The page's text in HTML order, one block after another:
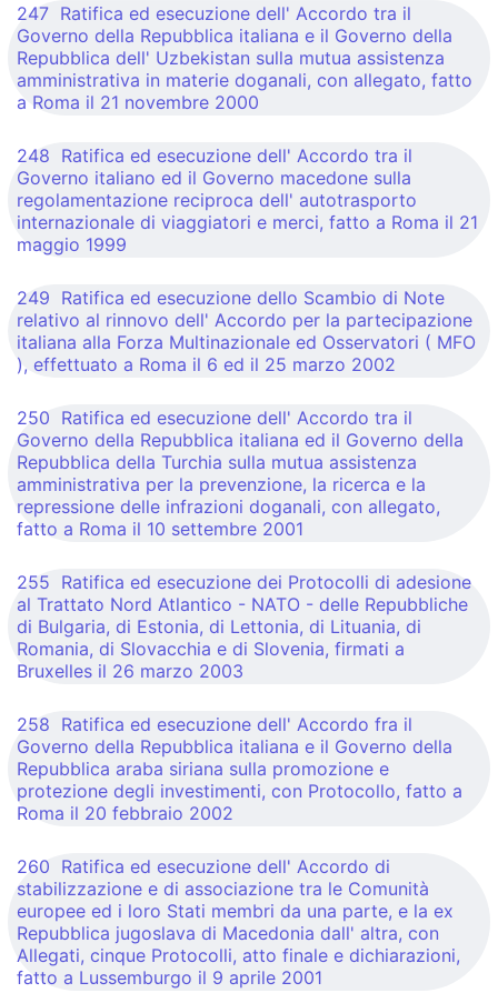
247 Ratifica ed esecuzione dell' Accordo tra il
Governo della Repubblica italiana e il Governo della
Repubblica dell' Uzbekistan sulla mutua assistenza
amministrativa in materie doganali, con allegato, fatto
a Roma il 21 novembre 2000
248 Ratifica ed esecuzione dell' Accordo tra il
Governo italiano ed il Governo macedone sulla
regolamentazione reciproca dell' autotrasporto
internazionale di viaggiatori e merci, fatto a Roma il 21
maggio 1999
249 Ratifica ed esecuzione dello Scambio di Note
relativo al rinnovo dell' Accordo per la partecipazione
italiana alla Forza Multinazionale ed Osservatori ( MFO
), effettuato a Roma il 6 ed il 25 marzo 2002
250 Ratifica ed esecuzione dell' Accordo tra il
Governo della Repubblica italiana ed il Governo della
Repubblica della Turchia sulla mutua assistenza
amministrativa per la prevenzione, la ricerca e la
repressione delle infrazioni doganali, con allegato,
fatto a Roma il 10 settembre 2001
255 Ratifica ed esecuzione dei Protocolli di adesione
al Trattato Nord Atlantico - NATO - delle Repubbliche
di Bulgaria, di Estonia, di Lettonia, di Lituania, di
Romania, di Slovacchia e di Slovenia, firmati a
Bruxelles il 26 marzo 2003
258 Ratifica ed esecuzione dell' Accordo fra il
Governo della Repubblica italiana e il Governo della
Repubblica araba siriana sulla promozione e
protezione degli investimenti, con Protocollo, fatto a
Roma il 20 febbraio 2002
260 Ratifica ed esecuzione dell' Accordo di
stabilizzazione e di associazione tra le Comunità
europee ed i loro Stati membri da una parte, e la ex
Repubblica jugoslava di Macedonia dall' altra, con
Allegati, cinque Protocolli, atto finale e dichiarazioni,
fatto a Lussemburgo il 9 aprile 2001